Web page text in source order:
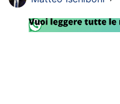
Social
Calcio